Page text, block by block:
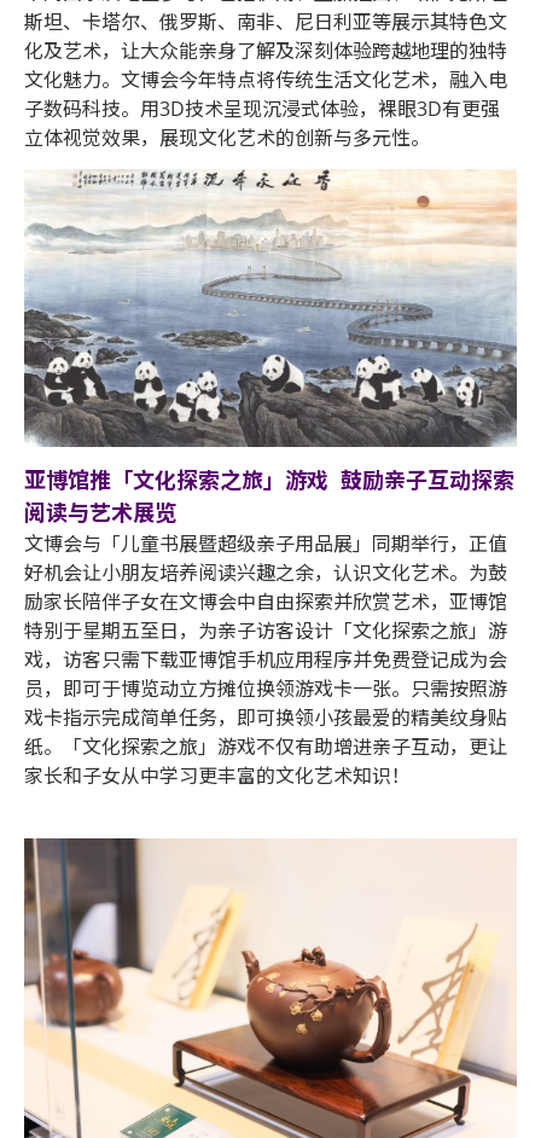
斯坦、卡塔尔、俄罗斯、南非、尼日利亚等展示其特色文
化及艺术，让大众能亲身了解及深刻体验跨越地理的独特
文化魅力。文博会今年特点将传统生活文化艺术，融入电
子数码科技。用3D技术呈现沉浸式体验，裸眼3D有更强
立体视觉效果，展现文化艺术的创新与多元性。
亚博馆推「文化探索之旅」游戏 鼓励亲子互动探索
阅读与艺术展览
文博会与「儿童书展暨超级亲子用品展」同期举行，正值
好机会让小朋友培养阅读兴趣之余，认识文化艺术。为鼓
励家长陪伴子女在文博会中自由探索并欣赏艺术，亚博馆
特别于星期五至日，为亲子访客设计「文化探索之旅」游
戏，访客只需下载亚博馆手机应用程序并免费登记成为会
员，即可于博览动立方摊位换领游戏卡一张。只需按照游
戏卡指示完成简单任务，即可换领小孩最爱的精美纹身贴
纸。「文化探索之旅」游戏不仅有助增进亲子互动，更让
家长和子女从中学习更丰富的文化艺术知识！